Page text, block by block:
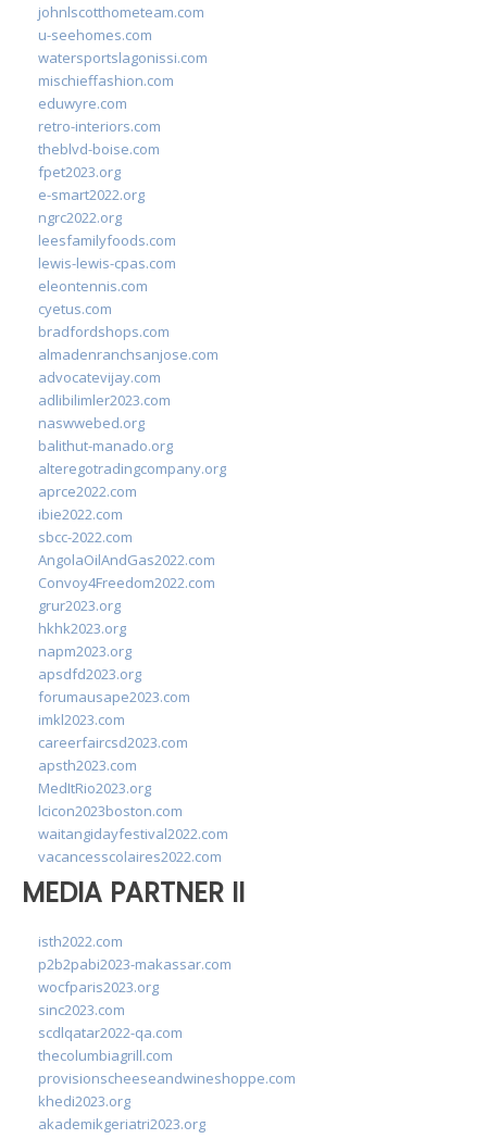
johnlscotthometeam.com
u-seehomes.com
watersportslagonissi.com
mischieffashion.com
eduwyre.com
retro-interiors.com
theblvd-boise.com
fpet2023.org
e-smart2022.org
ngrc2022.org
leesfamilyfoods.com
lewis-lewis-cpas.com
eleontennis.com
cyetus.com
bradfordshops.com
almadenranchsanjose.com
advocatevijay.com
adlibilimler2023.com
naswwebed.org
balithut-manado.org
alteregotradingcompany.org
aprce2022.com
ibie2022.com
sbcc-2022.com
AngolaOilAndGas2022.com
Convoy4Freedom2022.com
grur2023.org
hkhk2023.org
napm2023.org
apsdfd2023.org
forumausape2023.com
imkl2023.com
careerfaircsd2023.com
apsth2023.com
MedItRio2023.org
lcicon2023boston.com
waitangidayfestival2022.com
vacancesscolaires2022.com
MEDIA PARTNER II
isth2022.com
p2b2pabi2023-makassar.com
wocfparis2023.org
sinc2023.com
scdlqatar2022-qa.com
thecolumbiagrill.com
provisionscheeseandwineshoppe.com
khedi2023.org
akademikgeriatri2023.org